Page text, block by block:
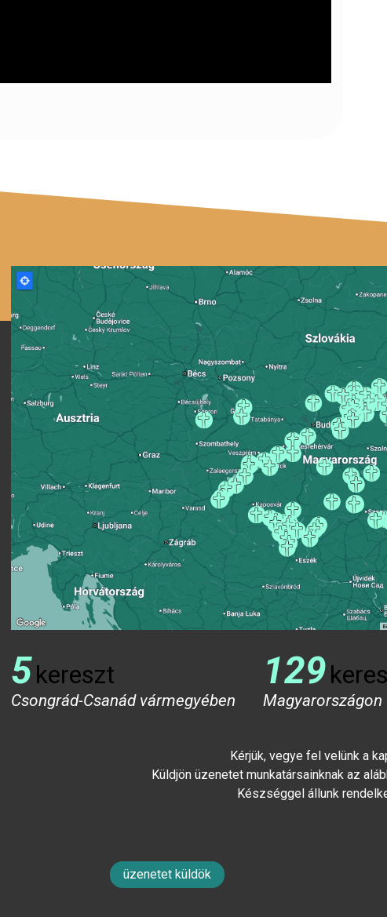
5kereszt
Csongrád-Csanád vármegyében
129
Magyarországon
Kérjük, vegye fel velünk a
Küldjön üzenetet munkatársainknak az
Készséggel állunk
üzenetet küldök